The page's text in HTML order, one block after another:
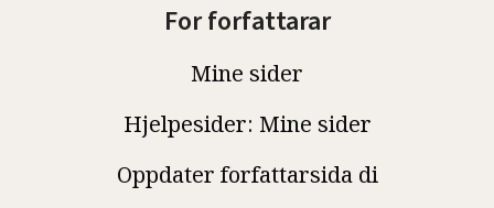
For forfattarar
Mine sider
Hjelpesider: Mine sider
Oppdater forfattarsida di